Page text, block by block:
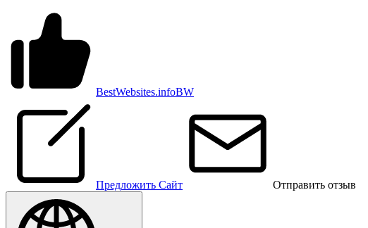
BestWebsites.infoBW
Предложить Сайт Отправить отзыв